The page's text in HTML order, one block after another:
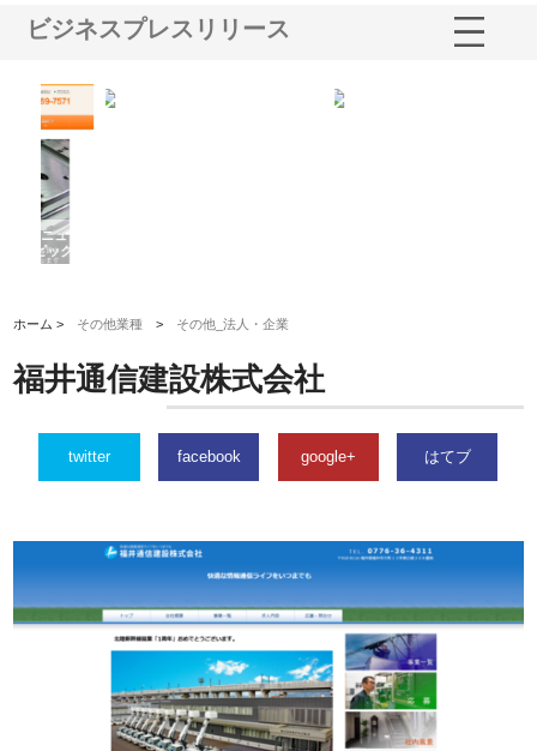
ビジネスプレスリリース
南多摩
木工事
ホーム > その他業種 > その他_法人・企業
福井通信建設株式会社
twitter facebook google+ はてブ